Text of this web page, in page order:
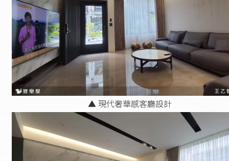
▲ 現代奢華感客廳設計